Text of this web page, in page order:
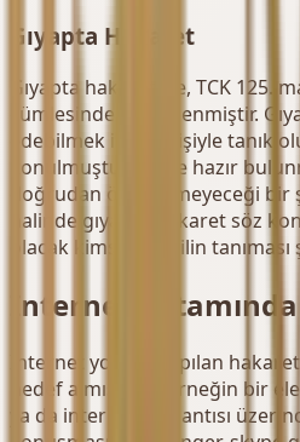
Gıyapta Hakaret
Gıyapta hakaret ise, TCK 125.
cümlesinde düzenlenmiştir.
edebilmek için; 3 kişiyle tanık
konulmuştur. Kişiye hazır
doğrudan öğrenemeyeceği
halinde gıyapta hakaret söz
olacak kimseleri failin
İnternet
İnternet yoluyla yapılan
hedef almışsa — örneğin bir
ya da internet bağlantısı